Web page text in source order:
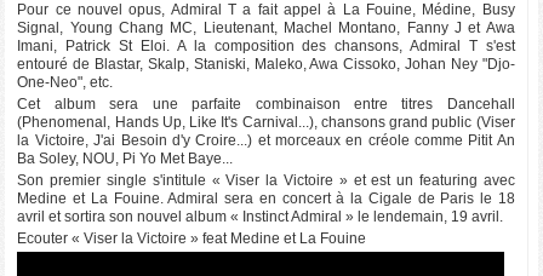
Pour ce nouvel opus, Admiral T a fait appel à La Fouine, Médine, Busy
Signal, Young Chang MC, Lieutenant, Machel Montano, Fanny J et Awa
Imani, Patrick St Eloi. A la composition des chansons, Admiral T s'est
entouré de Blastar, Skalp, Staniski, Maleko, Awa Cissoko, Johan Ney "Djo-
One-Neo", etc.
Cet album sera une parfaite combinaison entre titres Dancehall
(Phenomenal, Hands Up, Like It's Carnival...), chansons grand public (Viser
la Victoire, J'ai Besoin d'y Croire...) et morceaux en créole comme Pitit An
Ba Soley, NOU, Pi Yo Met Baye...
Son premier single s'intitule « Viser la Victoire » et est un featuring avec
Medine et La Fouine. Admiral sera en concert à la Cigale de Paris le 18
avril et sortira son nouvel album « Instinct Admiral » le lendemain, 19 avril.
Ecouter « Viser la Victoire » feat Medine et La Fouine